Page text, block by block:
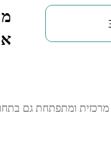
ומתפתחת גם